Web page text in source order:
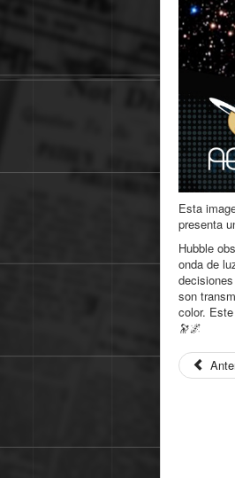
Esta
presenta
Hubble
onda de
son
color.
🔭🌌